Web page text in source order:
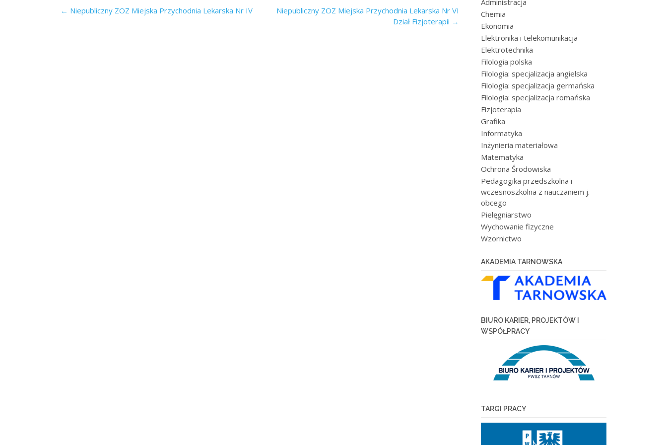
Post
← Niepubliczny ZOZ Miejska Przychodnia Lekarska Nr IV
Niepubliczny ZOZ Miejska Przychodnia Lekarska Nr VI
Dział Fizjoterapii →
Administracja
Chemia
Ekonomia
Elektronika i telekomunikacja
Elektrotechnika
Filologia polska
Filologia: specjalizacja angielska
Filologia: specjalizacja germańska
Filologia: specjalizacja romańska
Fizjoterapia
Grafika
Informatyka
Inżynieria materiałowa
Matematyka
Ochrona Środowiska
Pedagogika przedszkolna i
wczesnoszkolna z nauczaniem j.
obcego
Pielęgniarstwo
Wychowanie fizyczne
Wzornictwo
AKADEMIA TARNOWSKA
BIURO KARIER, PROJEKTÓW I
WSPÓŁPRACY
TARGI PRACY